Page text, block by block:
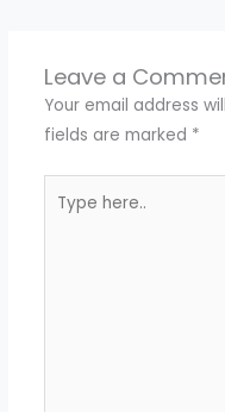
Leave a
Your email address
fields are marked *
here..